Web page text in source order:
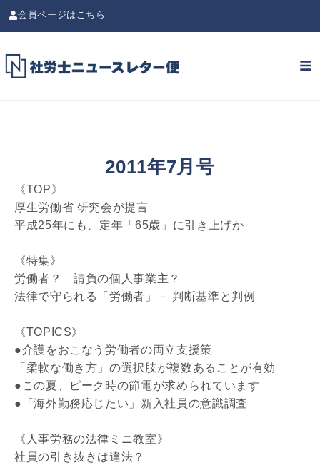
会員ページはこちら
2011年7月号
《TOP》
厚生労働省 研究会が提言
平成25年にも、定年「65歳」に引き上げか
《特集》
労働者？ 請負の個人事業主？
法律で守られる「労働者」－ 判断基準と判例
《TOPICS》
●介護をおこなう労働者の両立支援策
「柔軟な働き方」の選択肢が複数あることが有効
●この夏、ピーク時の節電が求められています
●「海外勤務応じたい」新入社員の意識調査
《人事労務の法律ミニ教室》
社員の引き抜きは違法？